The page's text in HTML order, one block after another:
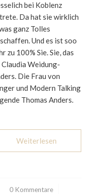
bei Koblenz
Da hat sie wirklich
ganz Tolles
Und es ist soo
zu 100% Sie. Sie, das
Weidung-
Die Frau von
und Modern Talking
Thomas Anders.
Weiterlesen
0 Kommentare
/